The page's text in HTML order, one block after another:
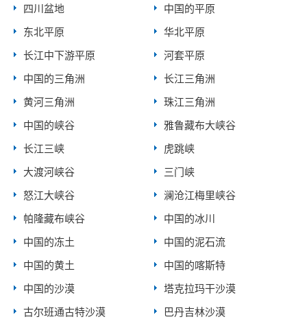
四川盆地
中国的平原
东北平原
华北平原
长江中下游平原
河套平原
中国的三角洲
长江三角洲
黄河三角洲
珠江三角洲
中国的峡谷
雅鲁藏布大峡谷
长江三峡
虎跳峡
大渡河峡谷
三门峡
怒江大峡谷
澜沧江梅里峡谷
帕隆藏布峡谷
中国的冰川
中国的冻土
中国的泥石流
中国的黄土
中国的喀斯特
中国的沙漠
塔克拉玛干沙漠
古尔班通古特沙漠
巴丹吉林沙漠